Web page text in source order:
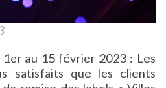
1er au 15 février 2023 : Les
satisfaits que les clients